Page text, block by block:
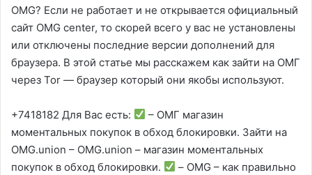
OMG? Если не работает и не открывается официальный
сайт OMG center, то скорей всего у вас не установлены
или отключены последние версии дополнений для
браузера. В этой статье мы расскажем как зайти на ОМГ
через Tor — браузер который они якобы используют.
+7418182 Для Вас есть:
– ОМГ магазин
моментальных покупок в обход блокировки. Зайти на
OMG.union – OMG.union – магазин моментальных
покупок в обход блокировки.
– OMG – как правильно